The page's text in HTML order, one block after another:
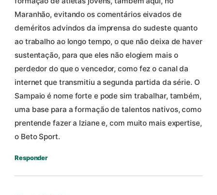
Maranhão, evitando os comentários eivados de
deméritos advindos da imprensa do sudeste quanto
ao trabalho ao longo tempo, o que não deixa de haver
sustentação, para que eles não elogiem mais o
perdedor do que o vencedor, como fez o canal da
internet que transmitiu a segunda partida da série. O
Sampaio é nome forte e pode sim trabalhar, também,
uma base para a formação de talentos nativos, como
prentende fazer a Iziane e, com muito mais expertise,
o Beto Sport.
Responder